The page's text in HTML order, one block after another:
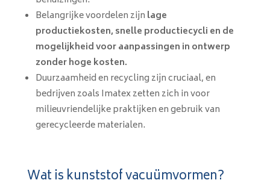
Belangrijke voordelen zijn lage
productiekosten, snelle productiecycli en de
mogelijkheid voor aanpassingen in ontwerp
zonder hoge kosten.
Duurzaamheid en recycling zijn cruciaal, en
bedrijven zoals Imatex zetten zich in voor
milieuvriendelijke praktijken en gebruik van
gerecycleerde materialen.